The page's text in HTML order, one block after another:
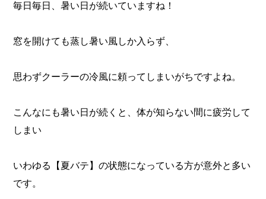
毎日毎日、暑い日が続いていますね！
窓を開けても蒸し暑い風しか入らず、
思わずクーラーの冷風に頼ってしまいがちですよね。
こんなにも暑い日が続くと、体が知らない間に疲労して
しまい
いわゆる【夏バテ】の状態になっている方が意外と多い
です。